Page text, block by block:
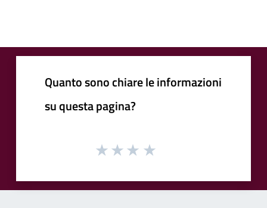
Quanto sono chiare le informazioni
su questa pagina?